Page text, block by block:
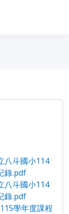
八斗國小114
錄.pdf
八斗國小114
錄.pdf
學年度課程